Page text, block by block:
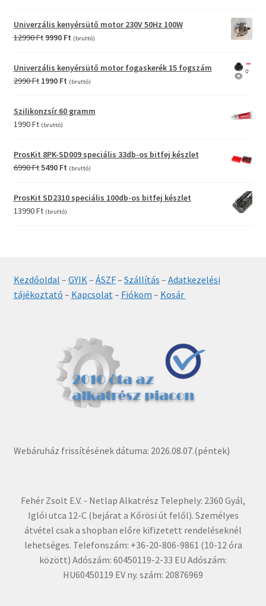
was:
4990 Ft.2990 Ft.
Univerzális kenyérsütő motor 230V 50Hz 100W
12990Ft Original
was:
12990 Ft.
9990 FtCurrent
is:
9990 Ft.
(bruttó)
Univerzális kenyérsütő motor fogaskerék 15 fogszám
2990Ft Original
was:
1990 FtCurrent
is:
1990 Ft.
(bruttó)
Szilikonzsír 60 gramm
1990Ft (bruttó)
ProsKit 8PK-SD009 speciális 33db-os bitfej készlet
6990FtOriginal
was:
6990 Ft.
5490 FtCurrent
is:
5490 Ft.
(bruttó)
ProsKit SD2310 speciális 100db-os bitfej készlet
13990Ft (bruttó)
Kezdőoldal – GYIK – ÁSZF– Szállítás – Adatkezelési
tájékoztató – Kapcsolat – Fiókom – Kosár
Webáruház frissítésének dátuma: 2026.08.07.(péntek)
Fehér Zsolt E.V. - Netlap Alkatrész Telephely: 2360 Gyál,
Iglói utca 12-C (bejárat a Kőrösi út felől). Személyes
átvétel csak a shopban előre kifizetett rendeléseknél
lehetséges. Telefonszám: +36-20-806-9861 (10-12 óra
között) Adószám: 60450119-2-33 EU Adószám:
HU60450119 EV ny. szám: 20876969